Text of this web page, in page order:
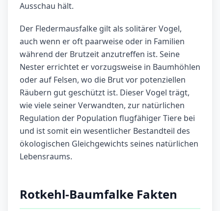
Ausschau hält.
Der Fledermausfalke gilt als solitärer Vogel,
auch wenn er oft paarweise oder in Familien
während der Brutzeit anzutreffen ist. Seine
Nester errichtet er vorzugsweise in Baumhöhlen
oder auf Felsen, wo die Brut vor potenziellen
Räubern gut geschützt ist. Dieser Vogel trägt,
wie viele seiner Verwandten, zur natürlichen
Regulation der Population flugfähiger Tiere bei
und ist somit ein wesentlicher Bestandteil des
ökologischen Gleichgewichts seines natürlichen
Lebensraums.
Rotkehl-Baumfalke Fakten